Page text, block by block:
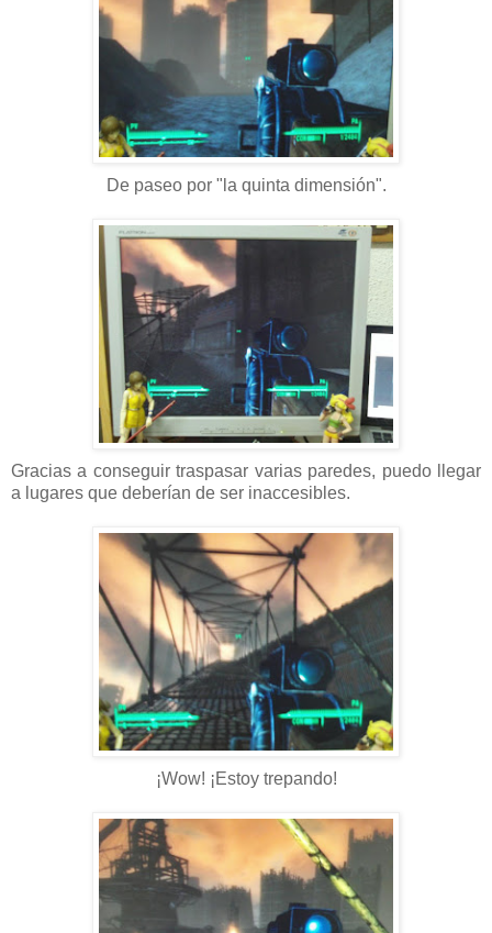
De paseo por "la quinta dimensión".
Gracias a conseguir traspasar varias paredes, puedo llegar
a lugares que deberían de ser inaccesibles.
¡Wow! ¡Estoy trepando!